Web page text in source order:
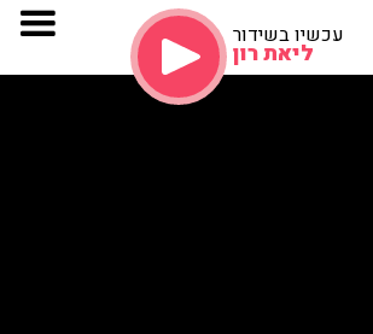
עכשיו בשידור
ליאת רון